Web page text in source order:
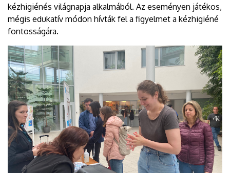
kézhigiénés világnapja alkalmából. Az eseményen játékos,
mégis edukatív módon hívták fel a figyelmet a kézhigiéné
fontosságára.